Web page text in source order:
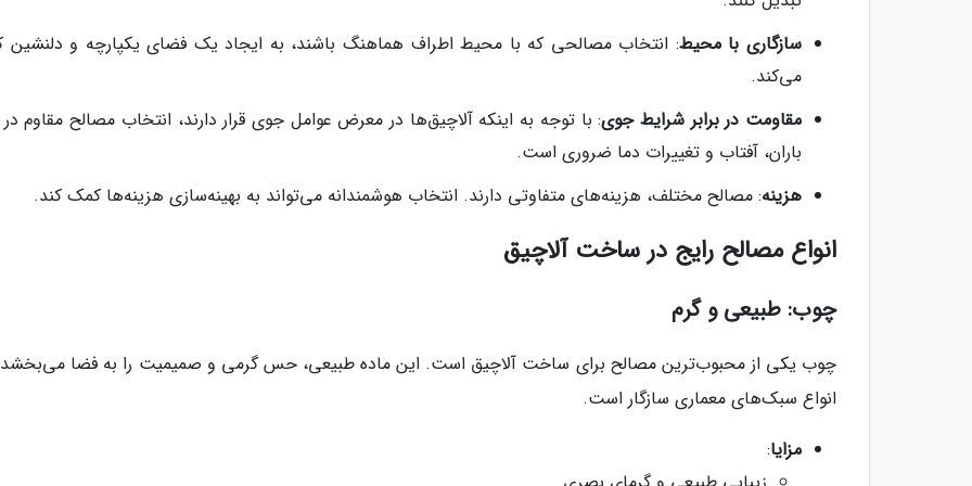
سازگاری با محیط: انتخاب مصالحی که با محیط اطراف هماهنگ باشند، به ایجاد یک فضای یکپارچه و
می‌کند.
مقاومت در برابر شرایط جوی: با توجه به اینکه آلاچیق‌ها در معرض عوامل جوی قرار دارند، انتخاب مصالح مقاوم در
باران، آفتاب و تغییرات دما ضروری است.
هزینه: مصالح مختلف، هزینه‌های متفاوتی دارند. انتخاب هوشمندانه می‌تواند به بهینه‌سازی هزینه‌ها کمک کند.
انواع مصالح رایج در ساخت آلاچیق
چوب: طبیعی و گرم
چوب یکی از محبوب‌ترین مصالح برای ساخت آلاچیق است. این ماده طبیعی، حس گرمی و صمیمیت را به فضا می‌بخشد
انواع سبک‌های معماری سازگار است.
مزایا: